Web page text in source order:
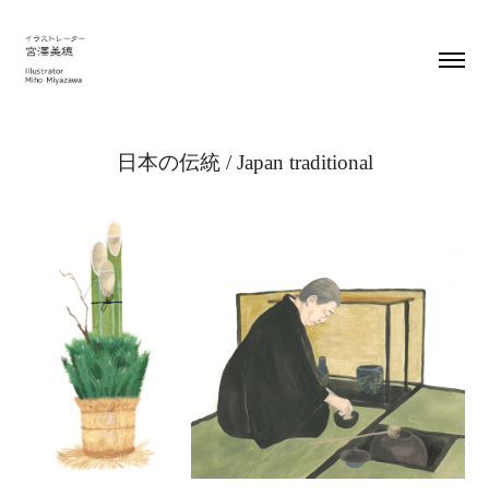
日本の伝統 / Japan traditional